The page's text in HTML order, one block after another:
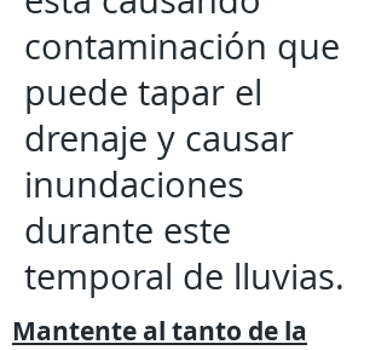
contaminación que
puede tapar el
drenaje y causar
inundaciones
durante este
temporal de lluvias.
Mantente al tanto de la